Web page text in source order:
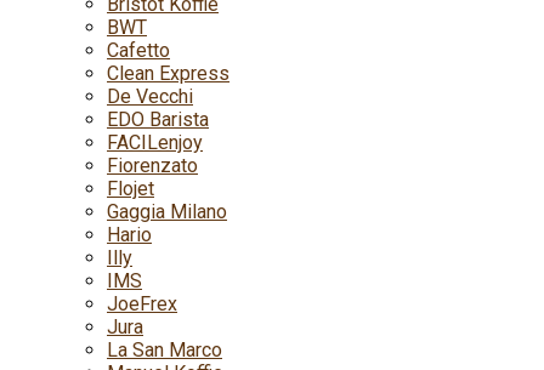
BWT
Cafetto
Clean Express
De Vecchi
EDO Barista
FACILenjoy
Fiorenzato
Flojet
Gaggia Milano
Hario
Illy
IMS
JoeFrex
Jura
La San Marco